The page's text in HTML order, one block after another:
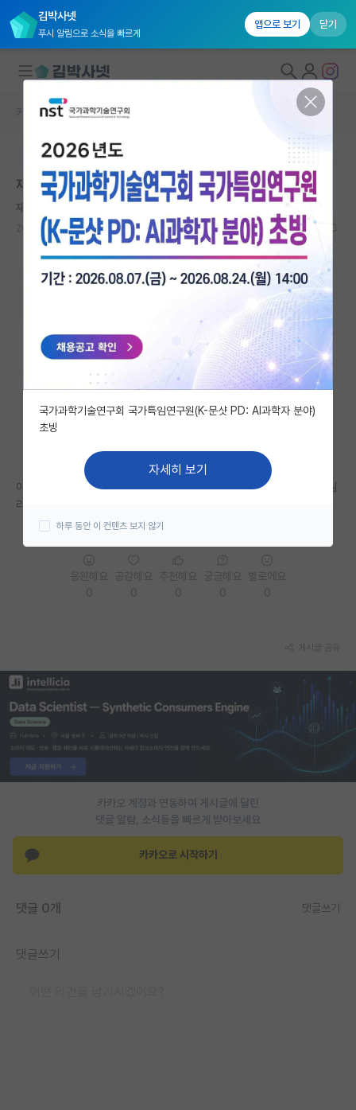
김박사넷
푸시 알림으로 소식을 빠르게
앱으로 보기 닫기
연구실&오픈랩
커뮤니티
커뮤니티 홈
IF 명예의전당
자유 게시판(아무개랩)
미국 유학 게시판
미국 대학원 합격 후기 게시판
대학원생 모집 게시판
연구실(PI) 홍보 게시판
취업 게시판
임용 후기 게시판
PI 전용 게시판
인문사회 계열 게시판
특수/전문대학원 게시판
반도체/AI 게시판
커리어
커뮤니티 홈 특수/전문대학원 게시판
본문이 수정되지 않는 박제글입니다.
재직자는 박사학위 어떻게 따나요
재밌는 알프레드 노벨
2026.02.23 0 1121
이공계 자연계 쪽 원합니다. 특수대학원이 석사만 있고 박사 과정도 경영 심
리 쪽만 있더라구요. 이공자연계는 직장병행으로 박사학위 못따나요?
카카오 계정과 연동하여 게시글에 달린
댓글 알람, 소식등을 빠르게 받아보세요
카카오로 시작하기
댓글 0개 댓글쓰기
댓글쓰기
국가과학기술연구회 국가특임연구원(K-문샷 PD: AI과학자 분야)
초빙
자세히 보기
하루 동안 이 컨텐츠 보지 않기